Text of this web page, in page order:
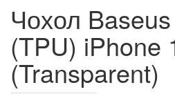
Чохол
(TPU) iPhone
(Transparent)